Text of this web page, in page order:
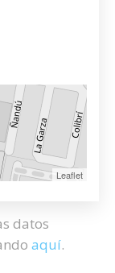
Leaflet
datos
aquí.